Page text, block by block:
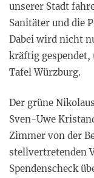
unserer Stadt
Sanitäter und die
Dabei wird nicht
kräftig gespendet,
Tafel Würzburg.
Der grüne
Sven-Uwe
Zimmer von der
stellvertretenden
Spendenscheck